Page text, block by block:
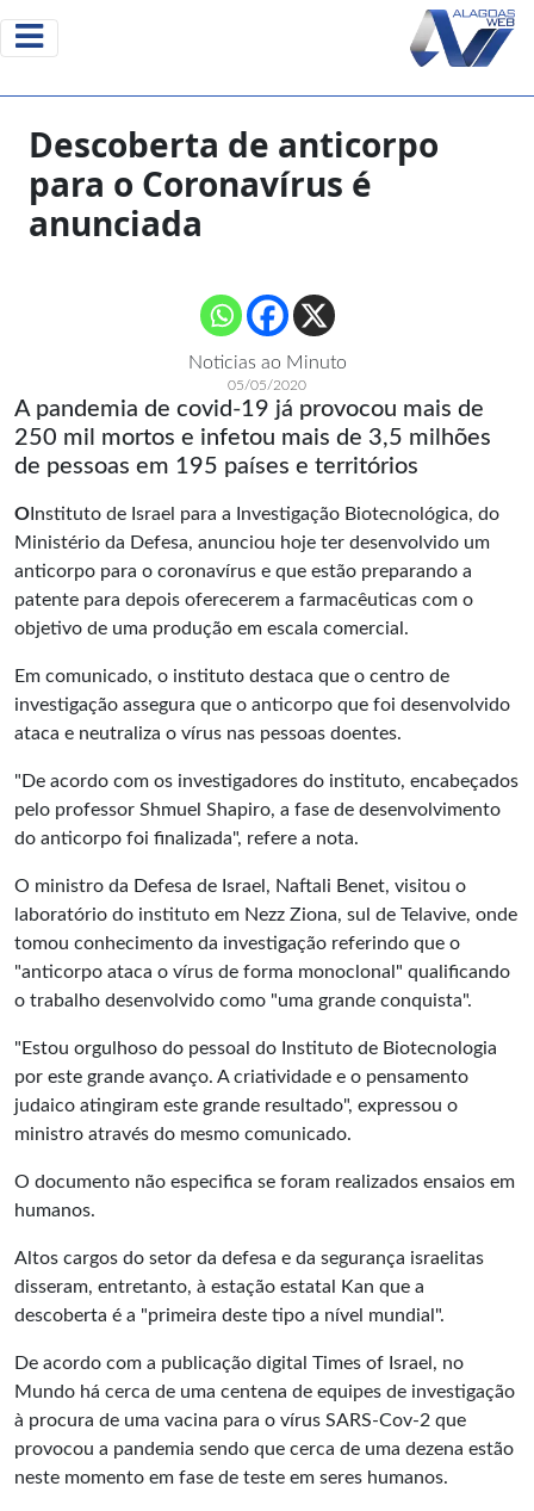
Descoberta de anticorpo
para o Coronavírus é
anunciada
Noticias ao Minuto
05/05/2020
A pandemia de covid-19 já provocou mais de
250 mil mortos e infetou mais de 3,5 milhões
de pessoas em 195 países e territórios
O Instituto de Israel para a Investigação Biotecnológica, do
Ministério da Defesa, anunciou hoje ter desenvolvido um
anticorpo para o coronavírus e que estão preparando a
patente para depois oferecerem a farmacêuticas com o
objetivo de uma produção em escala comercial.
Em comunicado, o instituto destaca que o centro de
investigação assegura que o anticorpo que foi desenvolvido
ataca e neutraliza o vírus nas pessoas doentes.
"De acordo com os investigadores do instituto, encabeçados
pelo professor Shmuel Shapiro, a fase de desenvolvimento
do anticorpo foi finalizada", refere a nota.
O ministro da Defesa de Israel, Naftali Benet, visitou o
laboratório do instituto em Nezz Ziona, sul de Telavive, onde
tomou conhecimento da investigação referindo que o
"anticorpo ataca o vírus de forma monoclonal" qualificando
o trabalho desenvolvido como "uma grande conquista".
"Estou orgulhoso do pessoal do Instituto de Biotecnologia
por este grande avanço. A criatividade e o pensamento
judaico atingiram este grande resultado", expressou o
ministro através do mesmo comunicado.
O documento não especifica se foram realizados ensaios em
humanos.
Altos cargos do setor da defesa e da segurança israelitas
disseram, entretanto, à estação estatal Kan que a
descoberta é a "primeira deste tipo a nível mundial".
De acordo com a publicação digital Times of Israel, no
Mundo há cerca de uma centena de equipes de investigação
à procura de uma vacina para o vírus SARS-Cov-2 que
provocou a pandemia sendo que cerca de uma dezena estão
neste momento em fase de teste em seres humanos.